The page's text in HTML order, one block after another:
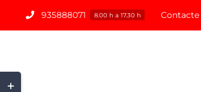
al
935888071 8.00 h a 17.30 h Contacte
Toggle